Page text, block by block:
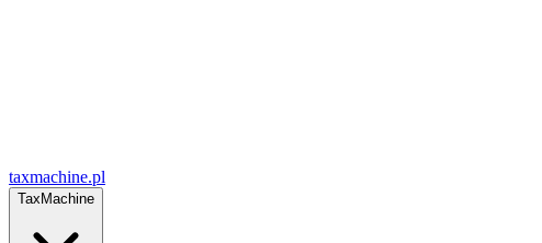
taxmachine.pl
TaxMachine